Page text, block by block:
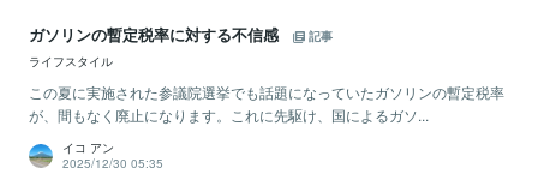
ガソリンの暫定税率に対する不信感
記事
ライフスタイル
この夏に実施された参議院選挙でも話題になっていたガソリンの暫定税率
が、間もなく廃止になります。これに先駆け、国によるガソ...
イコ アン
2025/12/30 05:35